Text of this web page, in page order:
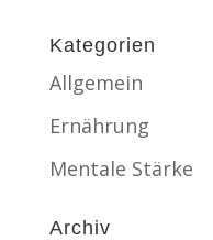
Kategorien
Allgemein
Ernährung
Mentale Stärke
Archiv